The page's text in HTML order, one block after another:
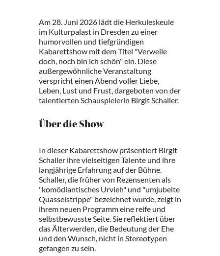
Am 28. Juni 2026 lädt die Herkuleskeule
im Kulturpalast in Dresden zu einer
humorvollen und tiefgründigen
Kabarettshow mit dem Titel "Verweile
doch, noch bin ich schön" ein. Diese
außergewöhnliche Veranstaltung
verspricht einen Abend voller Liebe,
Leben, Lust und Frust, dargeboten von der
talentierten Schauspielerin Birgit Schaller.
Über die Show
In dieser Kabarettshow präsentiert Birgit
Schaller ihre vielseitigen Talente und ihre
langjährige Erfahrung auf der Bühne.
Schaller, die früher von Rezensenten als
"komödiantisches Urvieh" und "umjubelte
Quasselstrippe" bezeichnet wurde, zeigt in
ihrem neuen Programm eine reife und
selbstbewusste Seite. Sie reflektiert über
das Älterwerden, die Bedeutung der Ehe
und den Wunsch, nicht in Stereotypen
gefangen zu sein.